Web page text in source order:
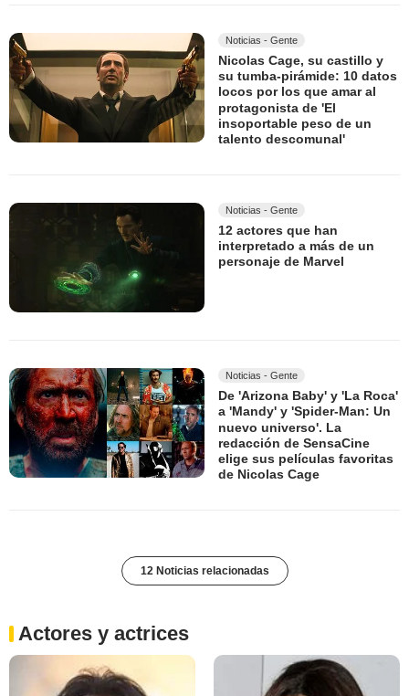
Noticias - Gente
Nicolas Cage, su castillo y
su tumba-pirámide: 10 datos
locos por los que amar al
protagonista de 'El
insoportable peso de un
talento descomunal'
Noticias - Gente
12 actores que han
interpretado a más de un
personaje de Marvel
Noticias - Gente
De 'Arizona Baby' y 'La Roca'
a 'Mandy' y 'Spider-Man: Un
nuevo universo'. La
redacción de SensaCine
elige sus películas favoritas
de Nicolas Cage
12 Noticias relacionadas
Actores y actrices